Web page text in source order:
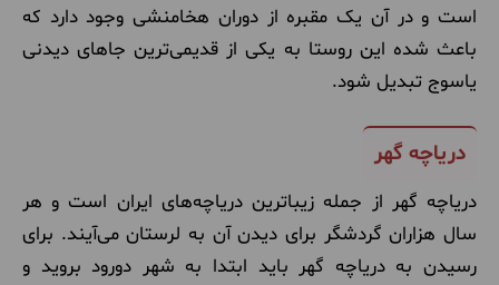
است و در آن یک مقبره از دوران هخامنشی وجود دارد که
باعث شده این روستا به یکی از قدیمی‌ترین جاهای دیدنی
یاسوج تبدیل شود.
دریاچه گهر
دریاچه گهر از جمله زیباترین دریاچه‌های ایران است و هر
سال هزاران گردشگر برای دیدن آن به لرستان می‌آیند. برای
رسیدن به دریاچه گهر باید ابتدا به شهر دورود بروید و